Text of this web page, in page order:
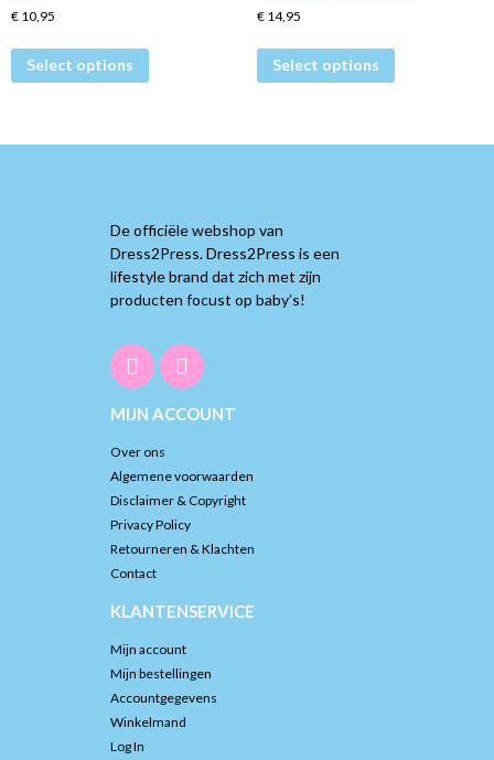
€ 10,95
Select options
€14,95
Select options
De officiële webshop van
Dress2Press. Dress2Press is een
lifestyle brand dat zich met zijn
producten focust op baby’s!
MIJN ACCOUNT
Over ons
Algemene voorwaarden
Disclaimer & Copyright
Privacy Policy
Retourneren & Klachten
Contact
KLANTENSERVICE
Mijn account
Mijn bestellingen
Accountgegevens
Winkelmand
Log In